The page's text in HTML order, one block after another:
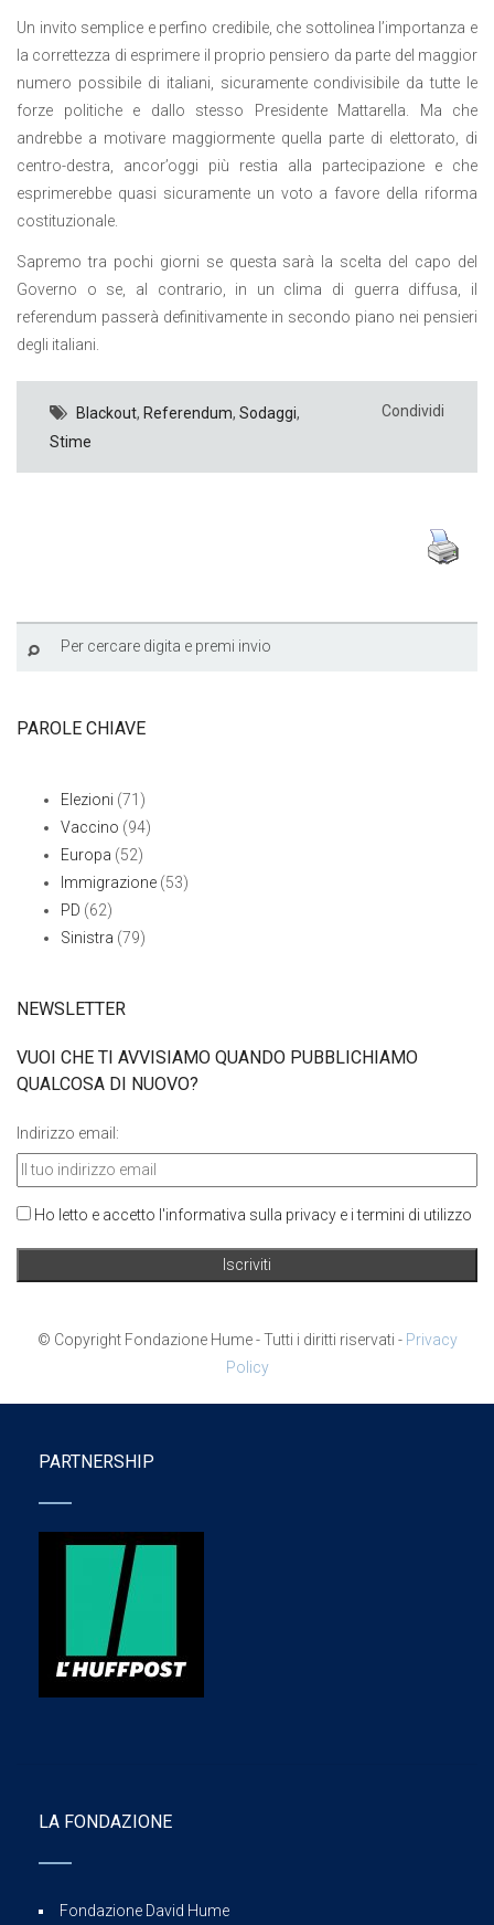
Un invito semplice e perfino credibile, che sottolinea l’importanza e
la correttezza di esprimere il proprio pensiero da parte del maggior
numero possibile di italiani, sicuramente condivisibile da tutte le
forze politiche e dallo stesso Presidente Mattarella. Ma che
andrebbe a motivare maggiormente quella parte di elettorato, di
centro-destra, ancor’oggi più restia alla partecipazione e che
esprimerebbe quasi sicuramente un voto a favore della riforma
costituzionale.
Sapremo tra pochi giorni se questa sarà la scelta del capo del
Governo o se, al contrario, in un clima di guerra diffusa, il
referendum passerà definitivamente in secondo piano nei pensieri
degli italiani.
Blackout, Referendum, Sodaggi,
Stime
Condividi
PAROLE CHIAVE
Elezioni (71)
Vaccino (94)
Europa (52)
Immigrazione (53)
PD (62)
Sinistra (79)
NEWSLETTER
VUOI CHE TI AVVISIAMO QUANDO PUBBLICHIAMO
QUALCOSA DI NUOVO?
Indirizzo email:
Ho letto e accetto l'informativa sulla privacy e i termini di utilizzo
© Copyright Fondazione Hume - Tutti i diritti riservati - Privacy
Policy
PARTNERSHIP
LA FONDAZIONE
Fondazione David Hume